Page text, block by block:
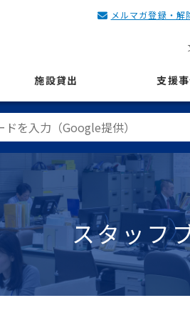
KIP
メルマガ登録・解
施設貸出 支援
スタッフ